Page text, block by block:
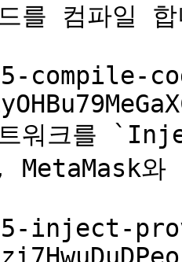
를 컴파일
워크를
와